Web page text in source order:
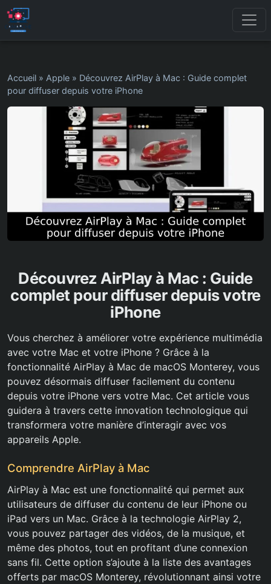
Accueil » Apple » Découvrez AirPlay à Mac : Guide complet
pour diffuser depuis votre iPhone
Découvrez AirPlay à Mac : Guide
complet pour diffuser depuis votre
iPhone
Vous cherchez à améliorer votre expérience multimédia
avec votre Mac et votre iPhone ? Grâce à la
fonctionnalité AirPlay à Mac de macOS Monterey, vous
pouvez désormais diffuser facilement du contenu
depuis votre iPhone vers votre Mac. Cet article vous
guidera à travers cette innovation technologique qui
transformera votre manière d’interagir avec vos
appareils Apple.
Comprendre AirPlay à Mac
AirPlay à Mac est une fonctionnalité qui permet aux
utilisateurs de diffuser du contenu de leur iPhone ou
iPad vers un Mac. Grâce à la technologie AirPlay 2,
vous pouvez partager des vidéos, de la musique, et
même des photos, tout en profitant d’une connexion
sans fil. Cette option s’ajoute à la liste des avantages
offerts par macOS Monterey, révolutionnant ainsi votre